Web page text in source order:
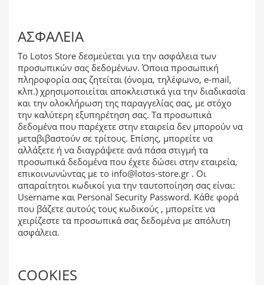
ΑΣΦΆΛΕΙΑ
Το Lotos Store δεσμεύεται για την ασφάλεια των
προσωπικών σας δεδομένων. Όποια προσωπική
πληροφορία σας ζητείται (όνομα, τηλέφωνο, e-mail,
κλπ.) χρησιμοποιείται αποκλειστικά για την διαδικασία
και την ολοκλήρωση της παραγγελίας σας, με στόχο
την καλύτερη εξυπηρέτηση σας. Τα προσωπικά
δεδομένα που παρέχετε στην εταιρεία δεν μπορούν να
μεταβιβαστούν σε τρίτους. Επίσης, μπορείτε να
αλλάξετε ή να διαγράψετε ανά πάσα στιγμή τα
προσωπικά δεδομένα που έχετε δώσει στην εταιρεία,
επικοινωνώντας με το info@lotos-store.gr . Οι
απαραίτητοι κωδικοί για την ταυτοποίηση σας είναι:
Username και Personal Security Password. Κάθε φορά
που βάζετε αυτούς τους κωδικούς , μπορείτε να
χειρίζεστε τα προσωπικά σας δεδομένα με απόλυτη
ασφάλεια.
COOKIES